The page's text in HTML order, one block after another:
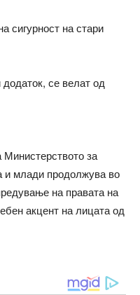
сигурност на стари
се велат од
за
и млади продолжува во
на правата на
акцент на лицата од